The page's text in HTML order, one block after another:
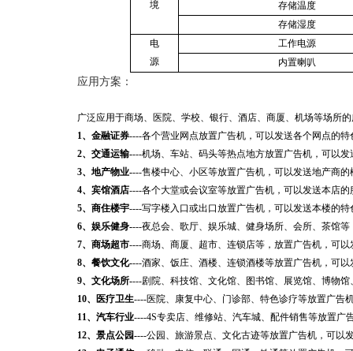
境
存储温度
存储湿度
电
源
工作电源
内置喇叭
应用方案：
广泛应用于商场、医院、学校、银行、酒店、商厦、机场等场所
1、金融证券----各个营业网点放置广告机，可以发送各个网点的
2、交通运输----机场、车站、码头等热点地方放置广告机，可以
3、地产物业----售楼中心、小区等放置广告机，可以发送地产商
4、宾馆酒店----各个大堂或会议室等放置广告机，可以发送本店
5、商住楼宇----写字楼入口或出口放置广告机，可以发送本楼的
6、娱乐健身----夜总会、歌厅、娱乐城、健身场所、会所、茶馆
7、商场超市----商场、商厦、超市、连锁店等，放置广告机，可
8、餐饮文化----酒家、饭庄、酒楼、连锁酒楼等放置广告机，可
9、文化场所----剧院、科技馆、文化馆、图书馆、展览馆、博物
10、医疗卫生----医院、康复中心、门诊部、特色诊疗等放置广告
11、汽车行业----4S专卖店、维修站、汽车城、配件销售等放置
12、景点公园----公园、旅游景点、文化古迹等放置广告机，可以